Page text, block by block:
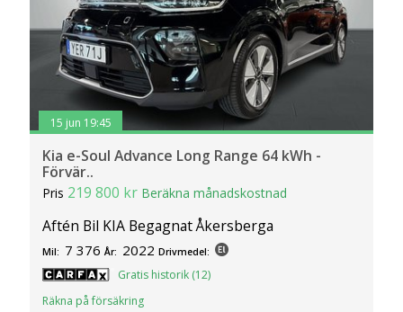
15 jun 19:45
Kia e-Soul Advance Long Range 64 kWh -
Förvär..
Pris 219 800 kr Beräkna månadskostnad
Aftén Bil KIA Begagnat Åkersberga
Mil: 7 376 År: 2022 Drivmedel:
Gratis historik (12)
Räkna på försäkring